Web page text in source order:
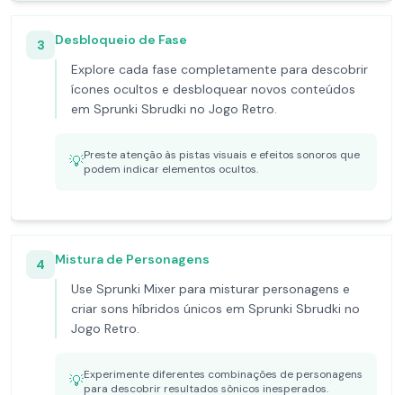
3
Desbloqueio de Fase
Explore cada fase completamente para descobrir
ícones ocultos e desbloquear novos conteúdos
em Sprunki Sbrudki no Jogo Retro.
💡Preste atenção às pistas visuais e efeitos sonoros que
podem indicar elementos ocultos.
4
Mistura de Personagens
Use Sprunki Mixer para misturar personagens e
criar sons híbridos únicos em Sprunki Sbrudki no
Jogo Retro.
💡Experimente diferentes combinações de personagens
para descobrir resultados sônicos inesperados.